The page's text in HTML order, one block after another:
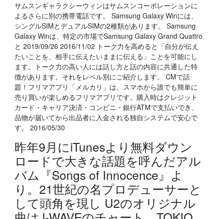
サムスンギャラクシーウィンはサムスンコーポレーションに
よるさらに別の携帯電話です。 Samsung Galaxy Winには、
シングルSIMとデュアルSIMの2種類があります。 Samsung
Galaxy Winは、特定の市場でSamsung Galaxy Grand Quattro
と 2019/09/26 2016/11/02 トーク力を高めると「自分が伝え
たいことを、相手に伝えたいままに伝える」ことを可能にし
ます。トーク力の高い人には話し方と話の内容に共通した特
徴があります。それをレベル別にご紹介します。 CMで話
題！フリマアプリ「メルカリ」は、スマホから誰でも簡単に
売り買いが楽しめるフリマアプリです。購入時はクレジット
カード・キャリア決済・コンビニ・銀行ATMで支払いでき、
品物が届いてから出品者に入金される独自システムで安心で
す。 2016/05/30
昨年9月にiTunesより無料ダウン
ロードで大きな話題を呼んだアル
バム『Songs of Innocence』よ
り。21世紀の名プロデューサーと
して頭角を現し U2のオリジナル